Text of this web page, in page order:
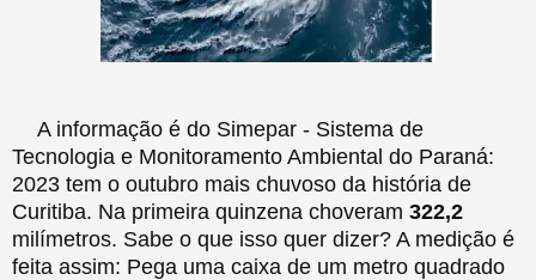
A informação é do Simepar - Sistema de
Tecnologia e Monitoramento Ambiental do Paraná:
2023 tem o outubro mais chuvoso da história de
Curitiba. Na primeira quinzena choveram 322,2
milímetros. Sabe o que isso quer dizer? A medição é
feita assim: Pega uma caixa de um metro quadrado